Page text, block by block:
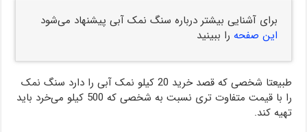
برای آشنایی بیشتر درباره سنگ نمک آبی پیشنهاد می‌شود
این صفحه را ببینید
طبیعتا شخصی که قصد خرید 20 کیلو نمک آبی را دارد سنگ نمک
را با قیمت متفاوت تری نسبت به شخصی که 500 کیلو می‌خرد باید
تهیه کند.